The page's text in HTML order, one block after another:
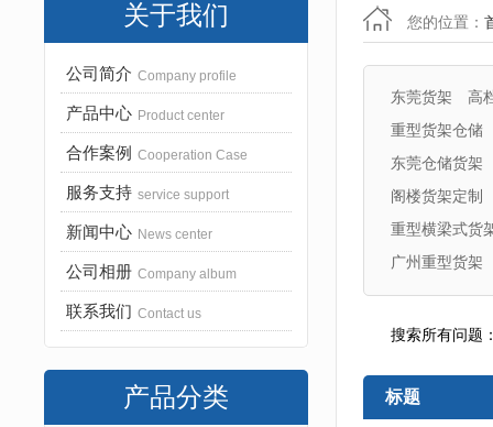
关于我们
公司简介 Company profile
产品中心 Product center
合作案例 Cooperation Case
服务支持 service support
新闻中心 News center
公司相册 Company album
联系我们 Contact us
产品分类
您的位置：
东莞货架
高
重型货架仓储
东莞仓储货架
阁楼货架定制
重型横梁式货
广州重型货架
搜索所有问题
标题